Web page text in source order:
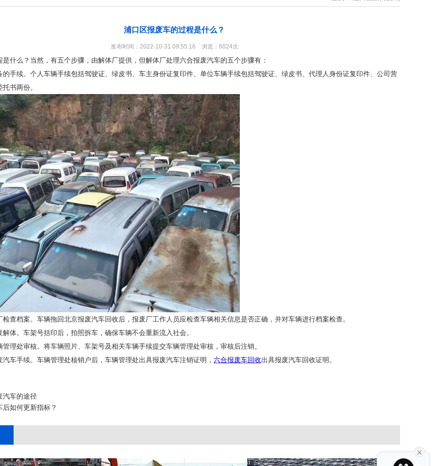
浦口区报废车的过程是什么？
发布时间：2022-10-31 09:55:16 浏览：6024次
是什么？当然，有五个步骤，由解体厂提供，但解体厂处理六合报废汽车的五个步骤有：
的手续。个人车辆手续包括驾驶证、绿皮书、车主身份证复印件、单位车辆手续包括驾驶证、绿皮书、代理人身份证复印件、公司营
书两份。
查档案。车辆拖回北京报废汽车回收后，报废厂工作人员应检查车辆相关信息是否正确，并对车辆进行档案检查。
体。车架号括印后，拍照拆车，确保车辆不会重新流入社会。
理处审核。将车辆照片、车架号及相关车辆手续提交车辆管理处审核，审核后注销。
车手续。车辆管理处核销户后，车辆管理处出具报废汽车注销证明， 六合报废车回收出具报废汽车回收证明。
汽车的途径
后如何更新指标？